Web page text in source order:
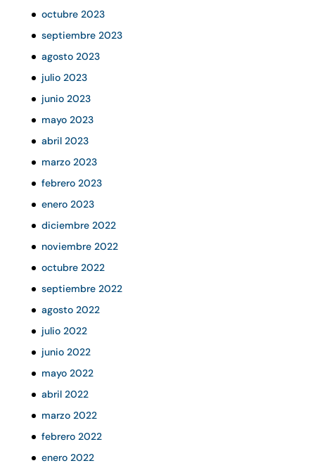
octubre 2023
septiembre 2023
agosto 2023
julio 2023
junio 2023
mayo 2023
abril 2023
marzo 2023
febrero 2023
enero 2023
diciembre 2022
noviembre 2022
octubre 2022
septiembre 2022
agosto 2022
julio 2022
junio 2022
mayo 2022
abril 2022
marzo 2022
febrero 2022
enero 2022